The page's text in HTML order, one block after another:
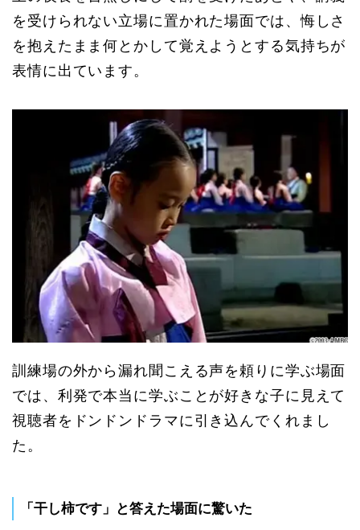
を受けられない立場に置かれた場面では、悔しさ
を抱えたまま何とかして覚えようとする気持ちが
表情に出ています。
訓練場の外から漏れ聞こえる声を頼りに学ぶ場面
では、利発で本当に学ぶことが好きな子に見えて
視聴者をドンドンドラマに引き込んでくれまし
た。
「干し柿です」と答えた場面に驚いた